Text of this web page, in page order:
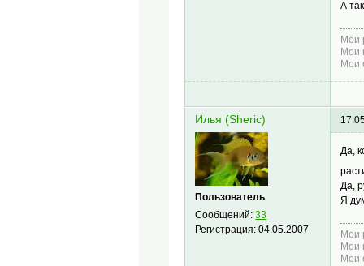
А
Мои
Мои
Мои
Илья (Sheric)
Пользователь
Сообщений:33
Регистрация:04.05.2007
Да,
Да,
Я
Мои
Мои
Мои